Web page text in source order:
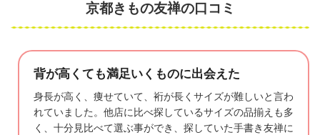
京都きもの友禅の口コミ
背が高くても満足いくものに出会えた
身長が高く、痩せていて、裄が長くサイズが難しいと言わ
れていました。他店に比べ探しているサイズの品揃えも多
く、十分見比べて選ぶ事ができ、探していた手書き友禅に